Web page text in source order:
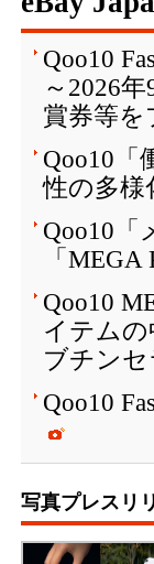
Qoo10
～2026
賞券等を
Qoo10「
性の多様
Qoo10「
「
Qoo10
イテム
ブチンセ
Qoo10
写真プレスリ